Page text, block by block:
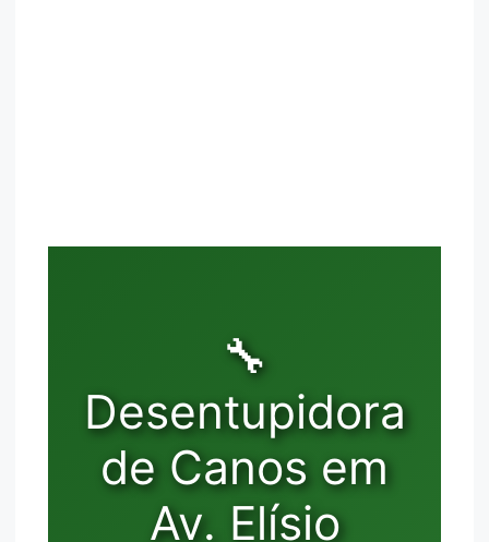
🔧
Desentupidora
de Canos em
Av. Elísio